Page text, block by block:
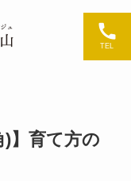
TEL
)】育て方の